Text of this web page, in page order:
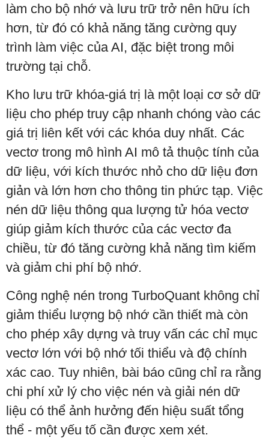
làm cho bộ nhớ và lưu trữ trở nên hữu ích
hơn, từ đó có khả năng tăng cường quy
trình làm việc của AI, đặc biệt trong môi
trường tại chỗ.
Kho lưu trữ khóa-giá trị là một loại cơ sở dữ
liệu cho phép truy cập nhanh chóng vào các
giá trị liên kết với các khóa duy nhất. Các
vectơ trong mô hình AI mô tả thuộc tính của
dữ liệu, với kích thước nhỏ cho dữ liệu đơn
giản và lớn hơn cho thông tin phức tạp. Việc
nén dữ liệu thông qua lượng tử hóa vectơ
giúp giảm kích thước của các vectơ đa
chiều, từ đó tăng cường khả năng tìm kiếm
và giảm chi phí bộ nhớ.
Công nghệ nén trong TurboQuant không chỉ
giảm thiểu lượng bộ nhớ cần thiết mà còn
cho phép xây dựng và truy vấn các chỉ mục
vectơ lớn với bộ nhớ tối thiểu và độ chính
xác cao. Tuy nhiên, bài báo cũng chỉ ra rằng
chi phí xử lý cho việc nén và giải nén dữ
liệu có thể ảnh hưởng đến hiệu suất tổng
thể - một yếu tố cần được xem xét.